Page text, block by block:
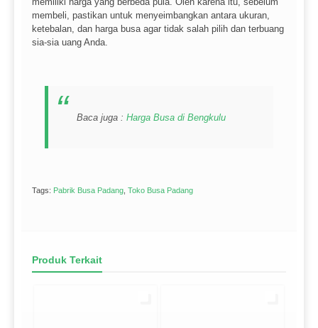
membeli, pastikan untuk menyeimbangkan antara ukuran,
ketebalan, dan harga busa agar tidak salah pilih dan terbuang
sia-sia uang Anda.
Baca juga : Harga Busa di Bengkulu
Tags: Pabrik Busa Padang Toko Busa Padang
Produk Terkait